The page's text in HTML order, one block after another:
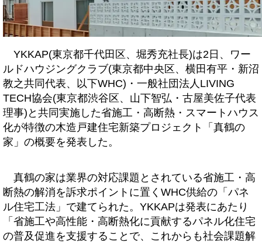
YKKAP(東京都千代田区、堀秀充社長)は2日、ワー
ルドハウジングクラブ(東京都中央区、横田有平・新沼
教之共同代表、以下WHC)・一般社団法人LIVING
TECH協会(東京都渋谷区、山下智弘・古屋美佐子代表
理事)と共同実施した省施工・高断熱・スマートハウス
化が特徴の木造戸建住宅新築プロジェクト「真鶴の
家」の概要を発表した。
真鶴の家は業界の対応課題とされている省施工・高
断熱の解消を訴求ポイントに置くWHC供給の「パネ
ル住宅工法」で建てられた。YKKAPは発表にあたり
「省施工や高性能・高断熱化に貢献するパネル化住宅
の普及促進を支援することで、これからも社会課題解